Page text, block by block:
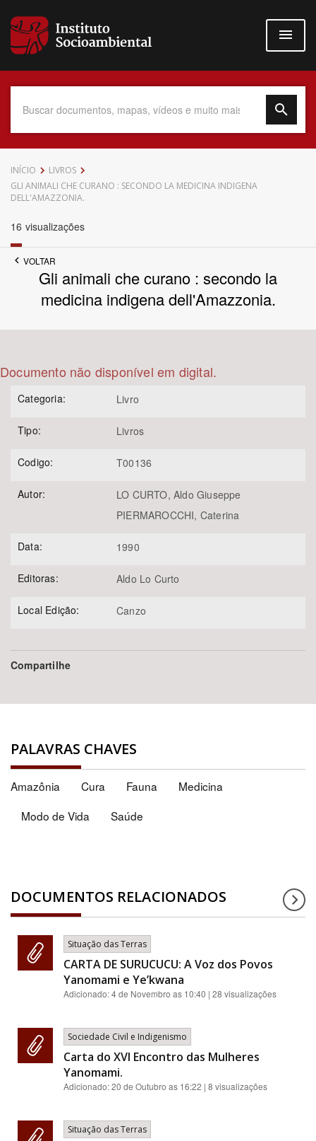
para
conteúdo
Data do Documento
Subtema
Área de Levantamento
Área Protegida
INÍCIO
LIVROS
GLI ANIMALI CHE CURANO : SECONDO LA MEDICINA INDIGENA
DELL'AMAZZONIA.
16 visualizações
VOLTAR
Gli animali che curano : secondo la
medicina indigena dell'Amazzonia.
Documento não disponível em digital.
Categoria: Livro
Tipo: Livros
Codigo: T00136
Autor:
LO CURTO, Aldo Giuseppe
PIERMAROCCHI, Caterina
Data: 1990
Editoras: Aldo Lo Curto
Local Edição: Canzo
Compartilhe
PALAVRAS CHAVES
Amazônia Cura Fauna
Medicina
Modo de Vida
Saúde
DOCUMENTOS RELACIONADOS
Situação das Terras
CARTA DE SURUCUCU: A Voz dos Povos
Yanomami e Ye’kwana
Adicionado:4 de Novembro as 10:40 | 28 visualizações
Sociedade Civil e Indigenismo
Carta do XVI Encontro das Mulheres
Yanomami.
Adicionado:20 de Outubro as 16:22 | 8 visualizações
Situação das Terras